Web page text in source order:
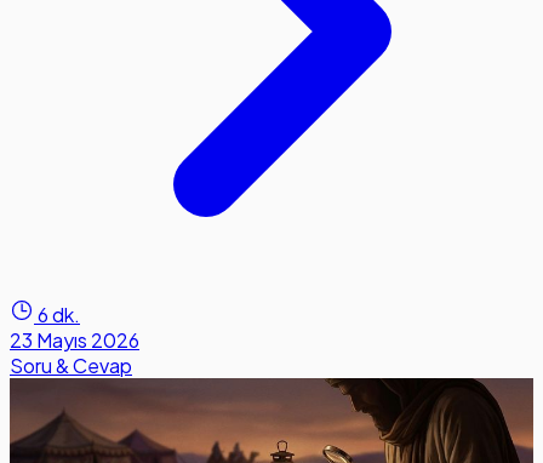
6 dk.
23 Mayıs 2026
Soru & Cevap